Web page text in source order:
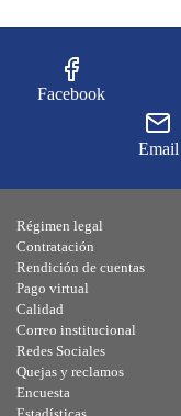
Facebook
Email
Régimen legal
Contratación
Rendición de cuentas
Pago virtual
Calidad
Correo institucional
Redes Sociales
Quejas y reclamos
Encuesta